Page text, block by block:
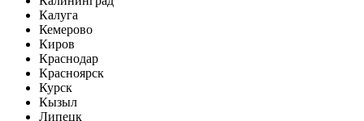
Калуга
Кемерово
Киров
Краснодар
Красноярск
Курск
Кызыл
Липецк